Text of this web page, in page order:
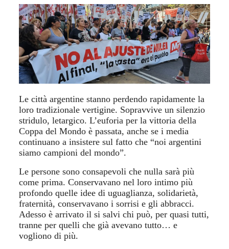
Le città argentine stanno perdendo rapidamente la
loro tradizionale vertigine. Sopravvive un silenzio
stridulo, letargico. L’euforia per la vittoria della
Coppa del Mondo è passata, anche se i media
continuano a insistere sul fatto che “noi argentini
siamo campioni del mondo”.
Le persone sono consapevoli che nulla sarà più
come prima. Conservavano nel loro intimo più
profondo quelle idee di uguaglianza, solidarietà,
fraternità, conservavano i sorrisi e gli abbracci.
Adesso è arrivato il si salvi chi può, per quasi tutti,
tranne per quelli che già avevano tutto… e
vogliono di più.